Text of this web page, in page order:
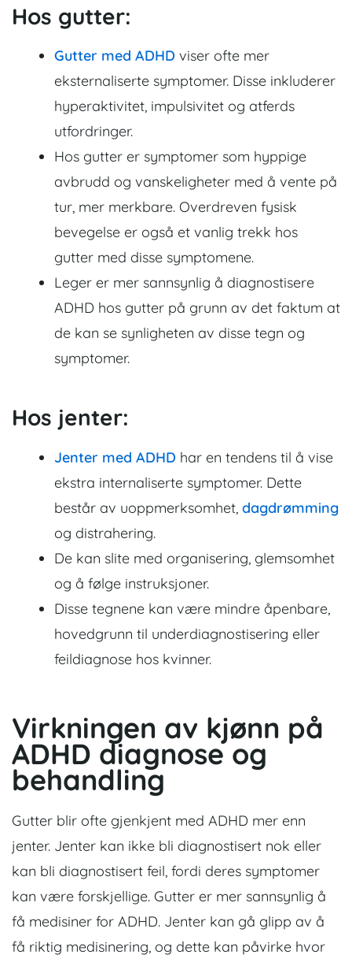
Hos gutter:
Gutter med ADHD viser ofte mer
eksternaliserte symptomer. Disse inkluderer
hyperaktivitet, impulsivitet og atferds
utfordringer.
Hos gutter er symptomer som hyppige
avbrudd og vanskeligheter med å vente på
tur, mer merkbare. Overdreven fysisk
bevegelse er også et vanlig trekk hos
gutter med disse symptomene.
Leger er mer sannsynlig å diagnostisere
ADHD hos gutter på grunn av det faktum at
de kan se synligheten av disse tegn og
symptomer.
Hos jenter:
Jenter med ADHD har en tendens til å vise
ekstra internaliserte symptomer. Dette
består av uoppmerksomhet, dagdrømming
og distrahering.
De kan slite med organisering, glemsomhet
og å følge instruksjoner.
Disse tegnene kan være mindre åpenbare,
hovedgrunn til underdiagnostisering eller
feildiagnose hos kvinner.
Virkningen av kjønn på
ADHD diagnose og
behandling
Gutter blir ofte gjenkjent med ADHD mer enn
jenter. Jenter kan ikke bli diagnostisert nok eller
kan bli diagnostisert feil, fordi deres symptomer
kan være forskjellige. Gutter er mer sannsynlig å
få medisiner for ADHD. Jenter kan gå glipp av å
få riktig medisinering, og dette kan påvirke hvor